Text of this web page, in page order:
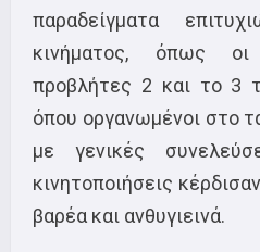
παραδείγματα
κινήματος, όπως οι
προβλήτες 2 και το 3
όπου οργανωμένοι στο
με γενικές
κινητοποιήσεις
βαρέα και ανθυγιεινά.